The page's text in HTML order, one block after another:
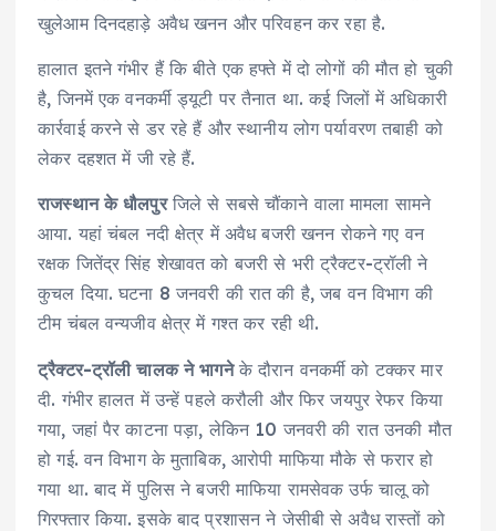
खुलेआम दिनदहाड़े अवैध खनन और परिवहन कर रहा है.
हालात इतने गंभीर हैं कि बीते एक हफ्ते में दो लोगों की मौत हो चुकी
है, जिनमें एक वनकर्मी ड्यूटी पर तैनात था. कई जिलों में अधिकारी
कार्रवाई करने से डर रहे हैं और स्थानीय लोग पर्यावरण तबाही को
लेकर दहशत में जी रहे हैं.
राजस्थान के धौलपुरजिले से सबसे चौंकाने वाला मामला सामने
आया. यहां चंबल नदी क्षेत्र में अवैध बजरी खनन रोकने गए वन
रक्षक जितेंद्र सिंह शेखावत को बजरी से भरी ट्रैक्टर-ट्रॉली ने
कुचल दिया. घटना 8 जनवरी की रात की है, जब वन विभाग की
टीम चंबल वन्यजीव क्षेत्र में गश्त कर रही थी.
ट्रैक्टर-ट्रॉली चालक ने भागने के दौरान वनकर्मी को टक्कर मार
दी. गंभीर हालत में उन्हें पहले करौली और फिर जयपुर रेफर किया
गया, जहां पैर काटना पड़ा, लेकिन 10 जनवरी की रात उनकी मौत
हो गई. वन विभाग के मुताबिक, आरोपी माफिया मौके से फरार हो
गया था. बाद में पुलिस ने बजरी माफिया रामसेवक उर्फ चालू को
गिरफ्तार किया. इसके बाद प्रशासन ने जेसीबी से अवैध रास्तों को